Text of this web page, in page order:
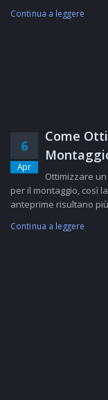
Continua a leggere
6
Apr
Come
Ottimizzare
per il montaggio, così
anteprime risultano
Continua a leggere